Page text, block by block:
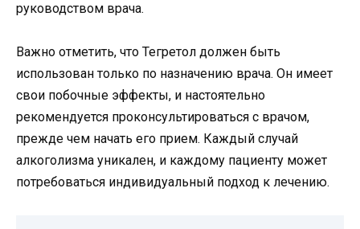
руководством врача.
Важно отметить, что Тегретол должен быть
использован только по назначению врача. Он имеет
свои побочные эффекты, и настоятельно
рекомендуется проконсультироваться с врачом,
прежде чем начать его прием. Каждый случай
алкоголизма уникален, и каждому пациенту может
потребоваться индивидуальный подход к лечению.